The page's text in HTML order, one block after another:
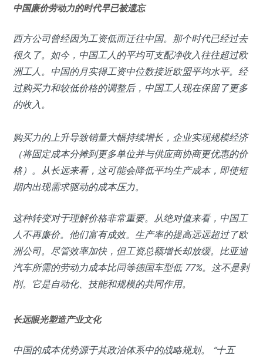
中国廉价劳动力的时代早已被遗忘
西方公司曾经因为工资低而迁往中国。那个时代已经过去
很久了。如今，中国工人的平均可支配净收入往往超过欧
洲工人。中国的月实得工资中位数接近欧盟平均水平。经
过购买力和较低价格的调整后，中国工人现在保留了更多
的收入。
购买力的上升导致销量大幅持续增长，企业实现规模经济
（将固定成本分摊到更多单位并与供应商协商更优惠的价
格）。从长远来看，这可能会降低平均生产成本，即使短
期内出现需求驱动的成本压力。
这种转变对于理解价格非常重要。从绝对值来看，中国工
人不再廉价。他们富有成效。生产率的提高远远超过了欧
洲公司。尽管效率加快，但工资总额增长却放缓。比亚迪
汽车所需的劳动力成本比同等德国车型低 77%。这不是剥
削。它是自动化、技能和规模的共同作用。
长远眼光塑造产业文化
中国的成本优势源于其政治体系中的战略规划。 “十五